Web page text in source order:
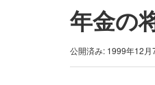
年金の
公開済み: 1999年12月